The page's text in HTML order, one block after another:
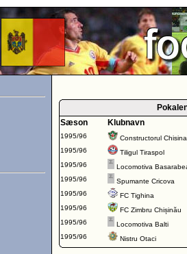
Sæson
Klubnavn
1995/96
Constructorul
1995/96
Tiligul Tiraspol
1995/96
Locomotiva
1995/96
Spumante Cricova
1995/96
FC Tighina
1995/96
FC Zimbru Chișinău
1995/96
Locomotiva Balti
1995/96
Nistru Otaci